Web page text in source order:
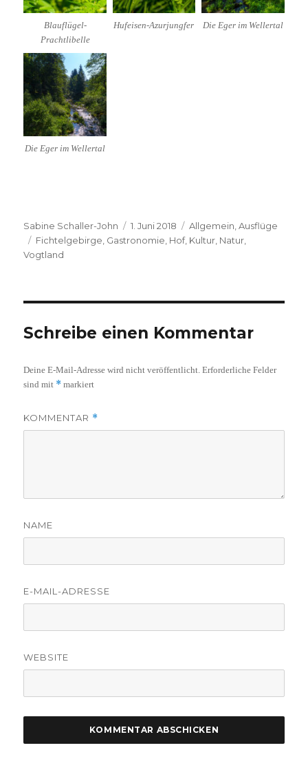
Blauflügel-
Prachtlibelle
Hufeisen-Azurjungfer Die Eger im Wellertal
Die Eger im Wellertal
Autor
Sabine Schaller-John
Veröffentlicht
am
1. Juni 2018 Kategorien
Allgemein,Ausflüge
Schlagwörter
Fichtelgebirge, Gastronomie, Hof, Kultur, Natur,
Vogtland
Schreibe einen Kommentar
Deine E-Mail-Adresse wird nicht veröffentlicht. Erforderliche Felder
sind mit * markiert
KOMMENTAR *
NAME
E-MAIL-ADRESSE
WEBSITE